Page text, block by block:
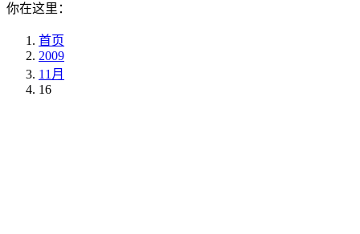
你在这里：
首页
2009
11月
16